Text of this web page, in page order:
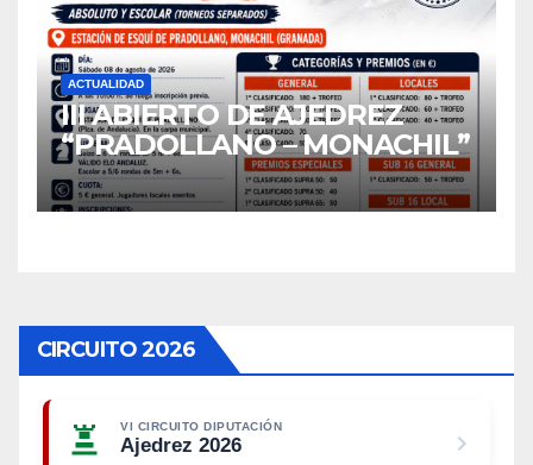
ACTUALIDAD
III ABIERTO DE AJEDREZ
“PRADOLLANO – MONACHIL”
CIRCUITO 2026
VI CIRCUITO DIPUTACIÓN
Ajedrez 2026